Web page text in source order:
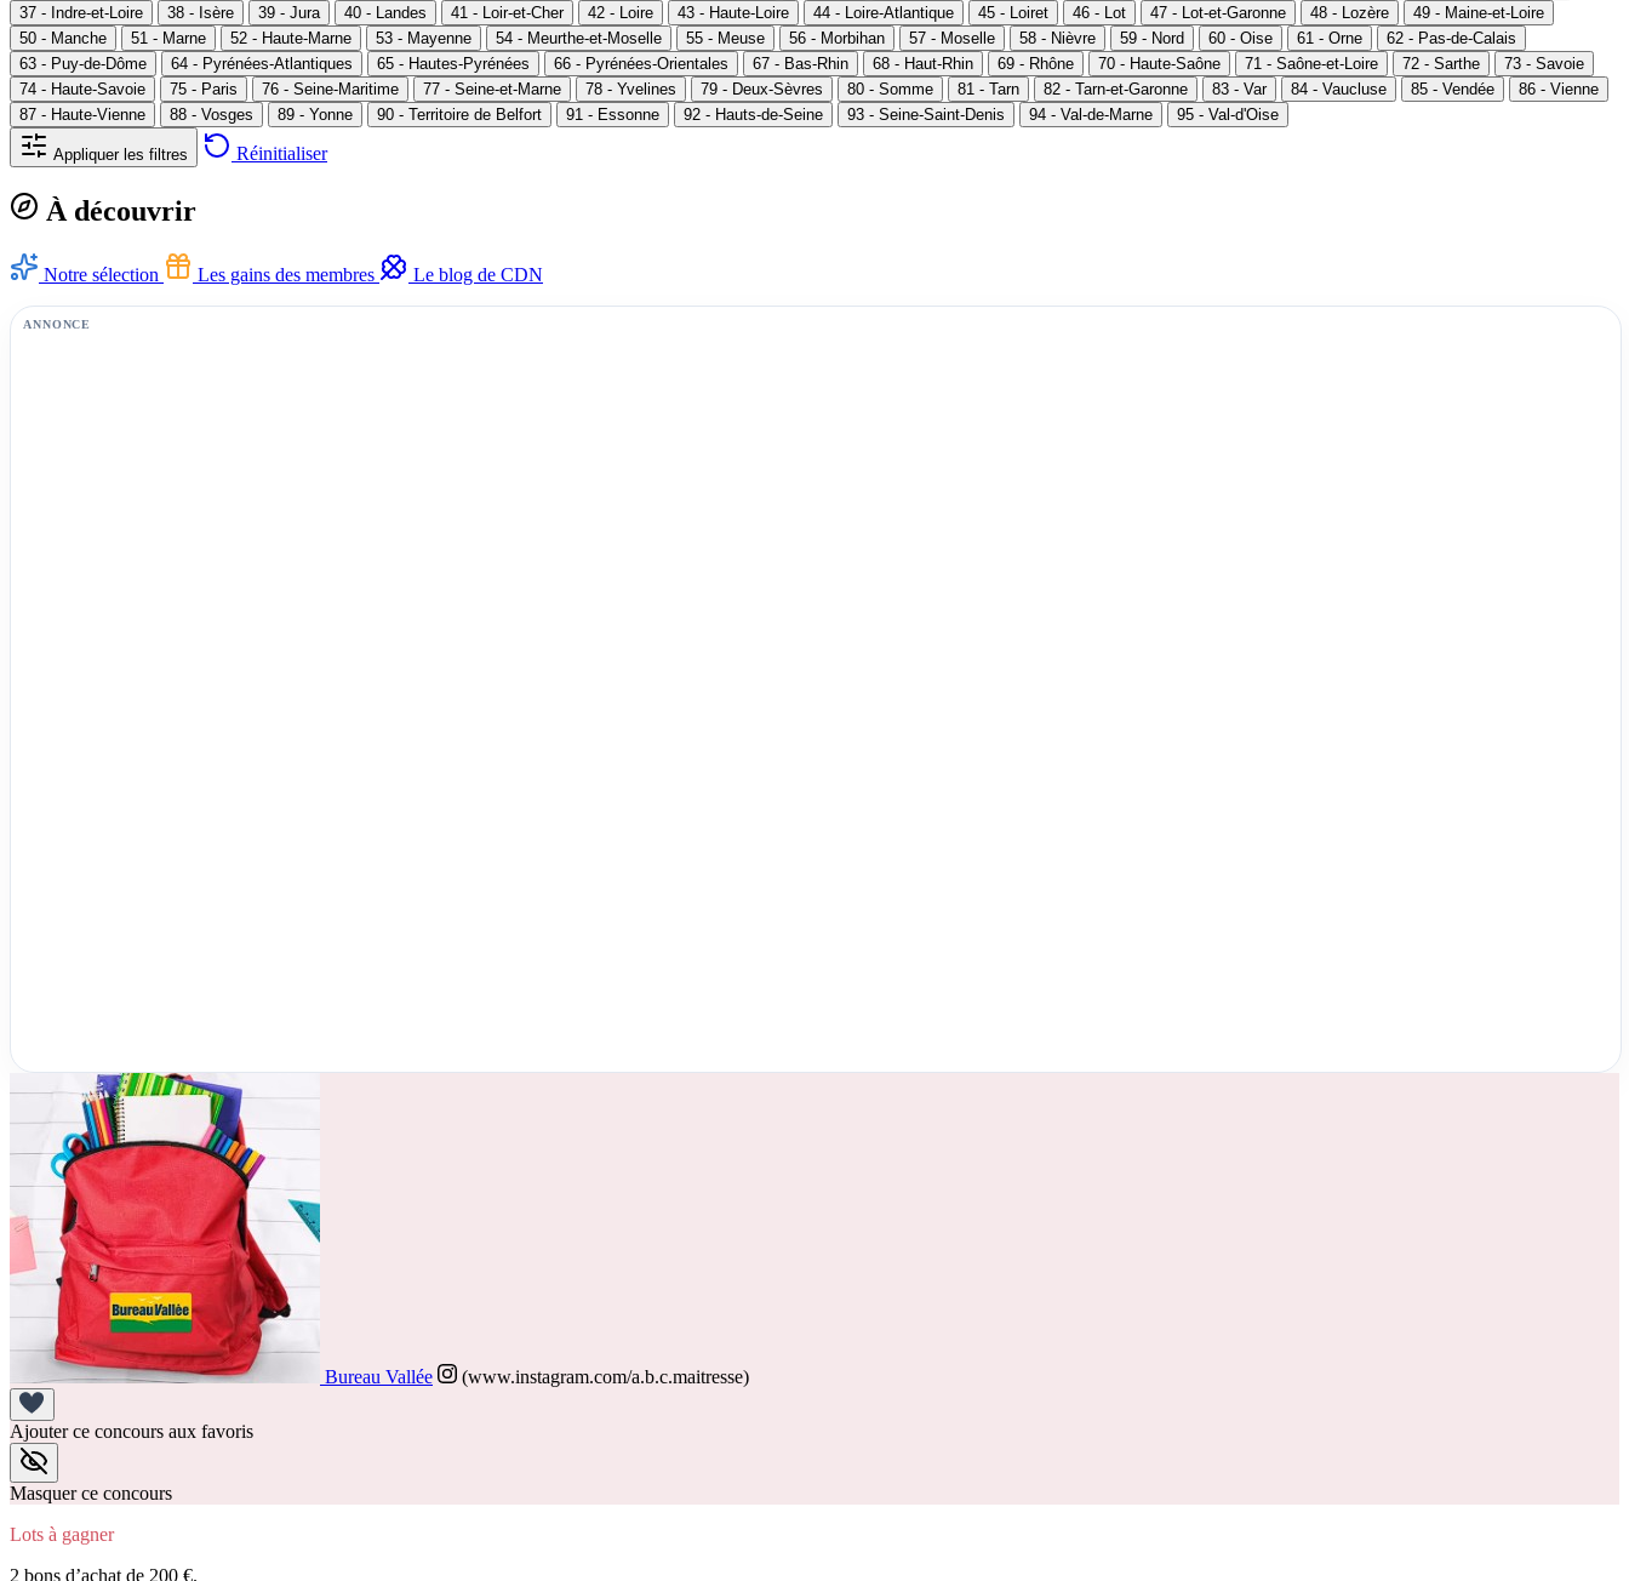
37 - Indre-et-Loire
38 - Isère 39 - Jura 40 - Landes 41 - Loir-et-Cher 42 - Loire 43 - Haute-Loire 44 - Loire-Atlantique 45 - Loiret 46 - Lot 47 - Lot-et-Garonne 48 - Lozère
49 - Maine-et-Loire
50 - Manche
51 - Marne 52 - Haute-Marne 53 - Mayenne 54 - Meurthe-et-Moselle 55 - Meuse 56 - Morbihan 57 - Moselle 58 - Nièvre 59 - Nord 60 - Oise 61 - Orne
62 - Pas-de-Calais
63 - Puy-de-Dôme
64 - Pyrénées-Atlantiques 65 - Hautes-Pyrénées 66 - Pyrénées-Orientales 67 - Bas-Rhin 68 - Haut-Rhin 69 - Rhône 70 - Haute-Saône 71 - Saône-et-Loire 72 - Sarthe
73 - Savoie
74 - Haute-Savoie
75 - Paris 76 - Seine-Maritime 77 - Seine-et-Marne 78 - Yvelines 79 - Deux-Sèvres 80 - Somme 81 - Tarn 82 - Tarn-et-Garonne 83 - Var 84 - Vaucluse 85 - Vendée
86 - Vienne
87 - Haute-Vienne
88 - Vosges 89 - Yonne 90 - Territoire de Belfort 91 - Essonne 92 - Hauts-de-Seine 93 - Seine-Saint-Denis 94 - Val-de-Marne 95 - Val-d'Oise
Appliquer les filtres Réinitialiser
À découvrir
Notre sélection Les gains des membres Le blog de CDN
ANNONCE
Bureau Vallée (www.instagram.com/a.b.c.maitresse)
Ajouter ce concours aux favoris
Masquer ce concours
Lots à gagner
2 bons d’achat de 200 €.